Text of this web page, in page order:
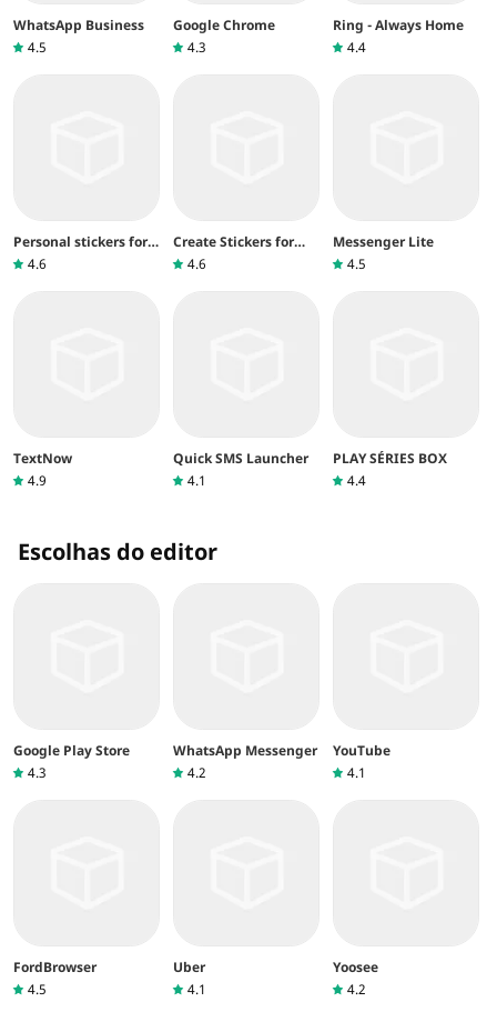
WhatsApp Business
4.5
Google Chrome
4.3
Ring - Always Home
4.4
Personal stickers for
WhatsApp
4.6
Create Stickers for
Whatsapp
4.6
Messenger Lite
4.5
TextNow
4.9
Quick SMS Launcher
4.1
PLAY SÉRIES BOX
4.4
Escolhas do editor
Google Play Store
4.3
WhatsApp Messenger
4.2
YouTube
4.1
FordBrowser
4.5
Uber
4.1
Yoosee
4.2